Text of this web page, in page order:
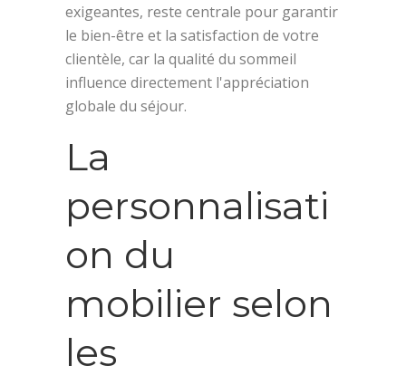
exigeantes, reste centrale pour garantir
le bien-être et la satisfaction de votre
clientèle, car la qualité du sommeil
influence directement l'appréciation
globale du séjour.
La
personnalisati
on du
mobilier selon
les